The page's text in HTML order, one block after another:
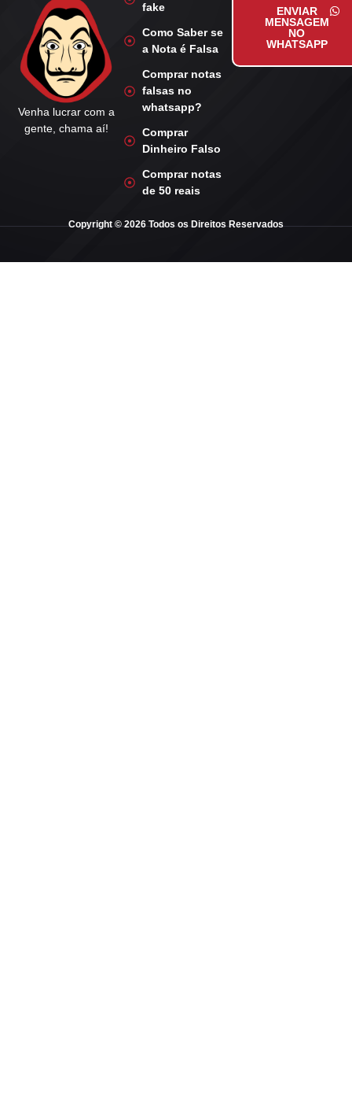
Venha lucrar com a
gente, chama aí!
fake
Como Saber se
a Nota é Falsa
Comprar notas
falsas no
whatsapp?
Comprar
Dinheiro Falso
Comprar notas
de 50 reais
ENVIAR
MENSAGEM
NO
WHATSAPP
Copyright © 2026 Todos os Direitos Reservados